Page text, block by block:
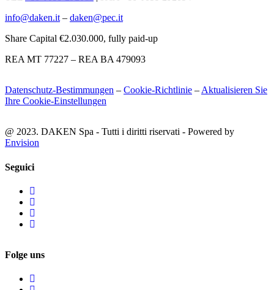
info@daken.it – daken@pec.it
Share Capital €2.030.000, fully paid-up
REA MT 77227 – REA BA 479093
Datenschutz-Bestimmungen – Cookie-Richtlinie – Aktualisieren Sie
Ihre Cookie-Einstellungen
@ 2023. DAKEN Spa - Tutti i diritti riservati - Powered by
Envision
Seguici
Folge uns